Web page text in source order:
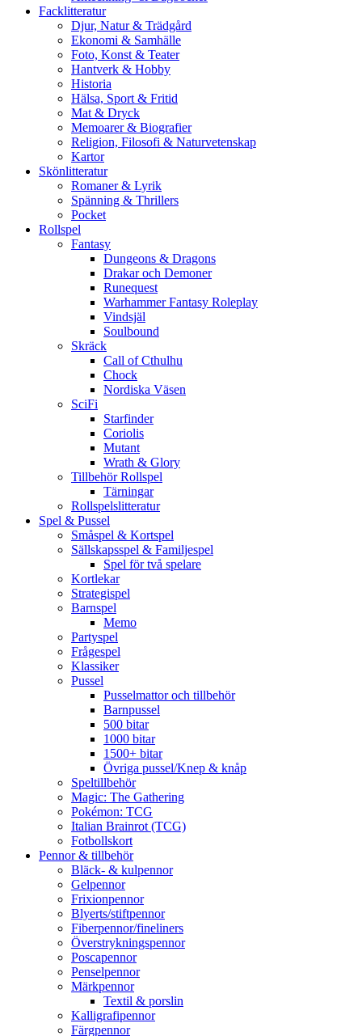
Facklitteratur
Djur, Natur & Trädgård
Ekonomi & Samhälle
Foto, Konst & Teater
Hantverk & Hobby
Historia
Hälsa, Sport & Fritid
Mat & Dryck
Memoarer & Biografier
Religion, Filosofi & Naturvetenskap
Kartor
Skönlitteratur
Romaner & Lyrik
Spänning & Thrillers
Pocket
Rollspel
Fantasy
Dungeons & Dragons
Drakar och Demoner
Runequest
Warhammer Fantasy Roleplay
Vindsjäl
Soulbound
Skräck
Call of Cthulhu
Chock
Nordiska Väsen
SciFi
Starfinder
Coriolis
Mutant
Wrath & Glory
Tillbehör Rollspel
Tärningar
Rollspelslitteratur
Spel & Pussel
Småspel & Kortspel
Sällskapsspel & Familjespel
Spel för två spelare
Kortlekar
Strategispel
Barnspel
Memo
Partyspel
Frågespel
Klassiker
Pussel
Pusselmattor och tillbehör
Barnpussel
500 bitar
1000 bitar
1500+ bitar
Övriga pussel/Knep & knåp
Speltillbehör
Magic: The Gathering
Pokémon: TCG
Italian Brainrot (TCG)
Fotbollskort
Pennor & tillbehör
Bläck- & kulpennor
Gelpennor
Frixionpennor
Blyerts/stiftpennor
Fiberpennor/fineliners
Överstrykningspennor
Poscapennor
Penselpennor
Märkpennor
Textil & porslin
Kalligrafipennor
Färgpennor